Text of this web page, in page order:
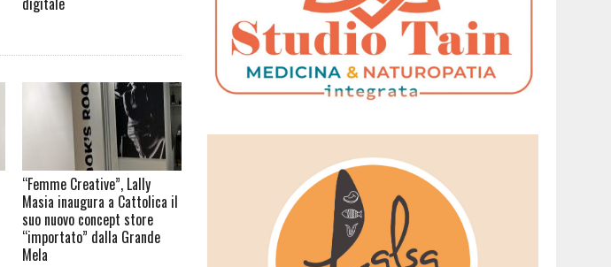
“Femme Creative”, Lally
Masia inaugura a Cattolica il
suo nuovo concept store
“importato” dalla Grande
Mela